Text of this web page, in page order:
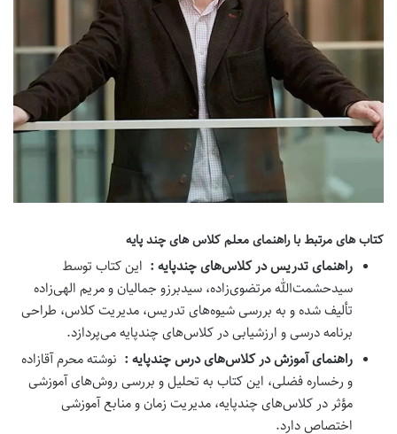
کتاب های مرتبط با راهنمای معلم کلاس های چند پایه
راهنمای تدریس در کلاس‌های چندپایه : این کتاب توسط
سیدحشمت‌الله مرتضوی‌زاده، سیدبرزو جمالیان و مریم الهی‌زاده
تألیف شده و به بررسی شیوه‌های تدریس، مدیریت کلاس، طراحی
برنامه درسی و ارزشیابی در کلاس‌های چندپایه می‌پردازد.
راهنمای آموزش در کلاس‌های درس چندپایه : نوشته محرم آقازاده
و رخساره فضلی، این کتاب به تحلیل و بررسی روش‌های آموزشی
مؤثر در کلاس‌های چندپایه، مدیریت زمان و منابع آموزشی
اختصاص دارد.